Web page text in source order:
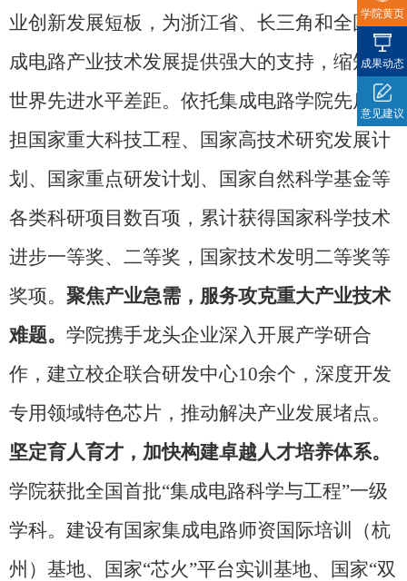
业创新发展短板，为浙江省、长三角和全国集
成电路产业技术发展提供强大的支持，缩短与
世界先进水平差距。依托集成电路学院先后承
担国家重大科技工程、国家高技术研究发展计
划、国家重点研发计划、国家自然科学基金等
各类科研项目数百项，累计获得国家科学技术
进步一等奖、二等奖，国家技术发明二等奖等
奖项。 聚焦产业急需，服务攻克重大产业技术
难题。 学院携手龙头企业深入开展产学研合
作，建立校企联合研发中心10余个，深度开发
专用领域特色芯片，推动解决产业发展堵点。
坚定育人育才，加快构建卓越人才培养体系。
学院获批全国首批“集成电路科学与工程”一级
学科。建设有国家集成电路师资国际培训（杭
州）基地、国家“芯火”平台实训基地、国家“双
学院黄页
成果动态
意见建议